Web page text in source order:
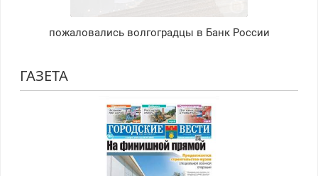
пожаловались волгоградцы в Банк России
ГАЗЕТА